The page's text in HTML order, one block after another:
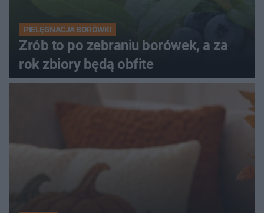
PIELĘGNACJA BORÓWKI
Zrób to po zebraniu borówek, a za
rok zbiory będą obfite